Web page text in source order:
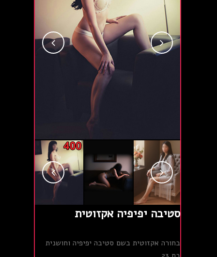
סטיבה יפיפיה אקזוטית
בחורה אקזוטית בשם סטיבה יפיפיה וחושנית